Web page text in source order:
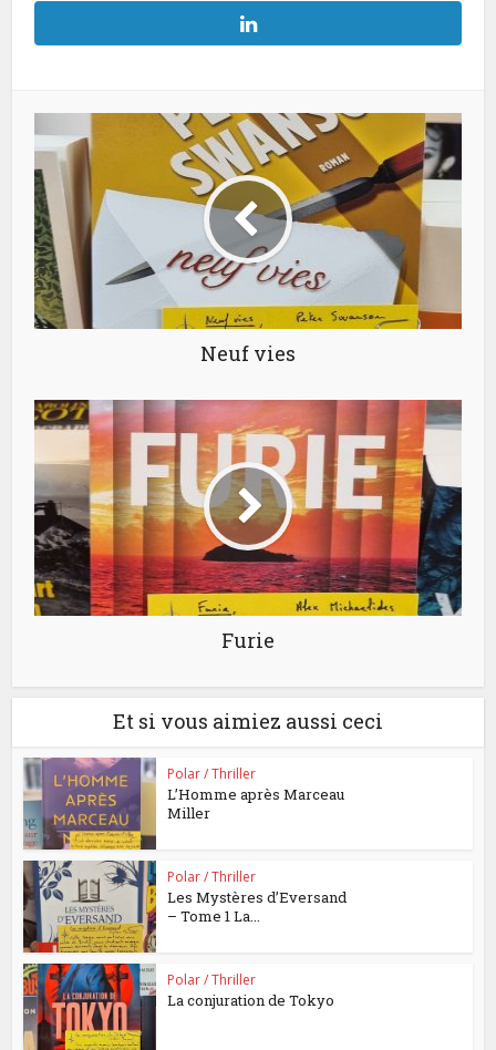
Neuf vies
Furie
Et si vous aimiez aussi ceci
Polar / Thriller
L’Homme après Marceau
Miller
Polar / Thriller
Les Mystères d’Eversand
– Tome 1 La...
Polar / Thriller
La conjuration de Tokyo